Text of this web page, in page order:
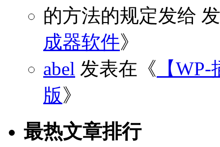
的方法的规定发给
成器软件》
abel 发表在《 【
版》
最热文章排行